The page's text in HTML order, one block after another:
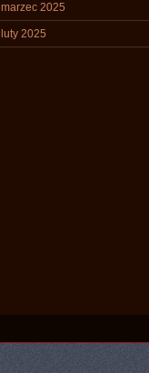
marzec 2025
luty 2025